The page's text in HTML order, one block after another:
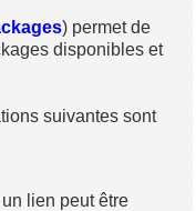
) permet de
disponibles et
suivantes sont
lien peut être